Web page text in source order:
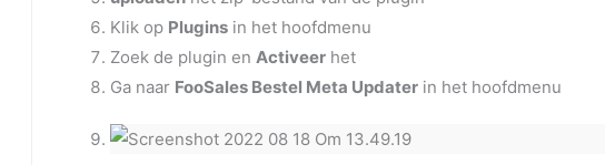
Klik op Plugins in het hoofdmenu
Zoek de plugin en Activeer het
Ga naar FooSales Bestel Meta Updater in het hoofdmenu